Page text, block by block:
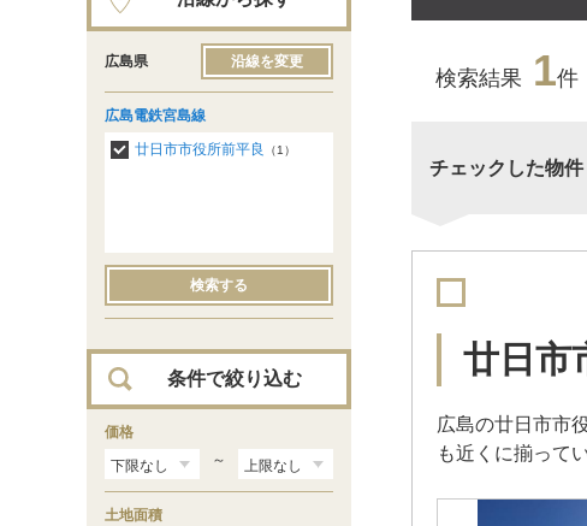
検索結果 1件
チェックした物
廿日
広島の廿日市市
も近くに揃って
広島県 沿線を変更
広島電鉄宮島線
廿日市市役所前平良
（1）
検索する
条件で絞り込む
価格
～
土地面積